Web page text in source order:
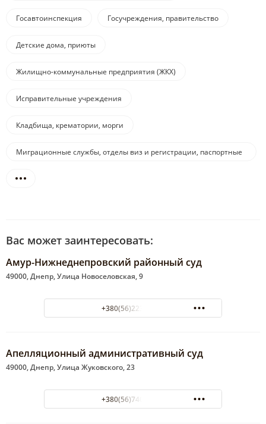
Госавтоинспекция Госучреждения, правительство
Детские дома, приюты
Жилищно-коммунальные предприятия (ЖКХ)
Исправительные учреждения
Кладбища, крематории, морги
Миграционные службы, отделы виз и регистрации, паспортные
Вас может заинтересовать:
Амур-Нижнеднепровский районный суд
49000, Днепр, Улица Новоселовская, 9
+380(56)223-81-95
Апелляционный административный суд
49000, Днепр, Улица Жуковского, 23
+380(56)740-19-35